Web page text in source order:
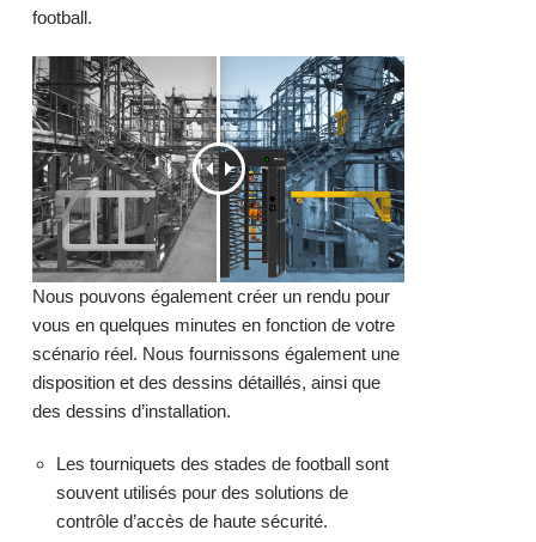
football.
Nous pouvons également créer un rendu pour
vous en quelques minutes en fonction de votre
scénario réel. Nous fournissons également une
disposition et des dessins détaillés, ainsi que
des dessins d’installation.
Les tourniquets des stades de football sont
souvent utilisés pour des solutions de
contrôle d’accès de haute sécurité.